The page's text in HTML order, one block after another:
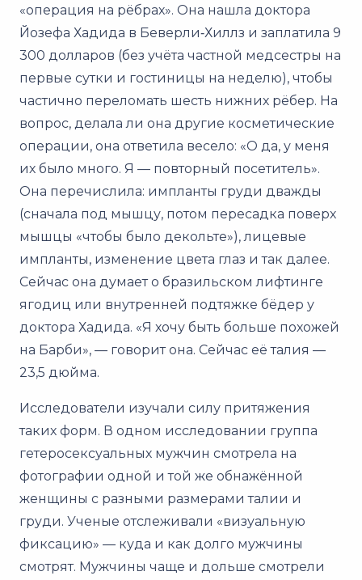
«операция на рёбрах». Она нашла доктора
Йозефа Хадида в Беверли‑Хиллз и заплатила 9
300 долларов (без учёта частной медсестры на
первые сутки и гостиницы на неделю), чтобы
частично переломать шесть нижних рёбер. На
вопрос, делала ли она другие косметические
операции, она ответила весело: «О да, у меня
их было много. Я — повторный посетитель».
Она перечислила: импланты груди дважды
(сначала под мышцу, потом пересадка поверх
мышцы «чтобы было декольте»), лицевые
импланты, изменение цвета глаз и так далее.
Сейчас она думает о бразильском лифтинге
ягодиц или внутренней подтяжке бёдер у
доктора Хадида. «Я хочу быть больше похожей
на Барби», — говорит она. Сейчас её талия —
23,5 дюйма.
Исследователи изучали силу притяжения
таких форм. В одном исследовании группа
гетеросексуальных мужчин смотрела на
фотографии одной и той же обнажённой
женщины с разными размерами талии и
груди. Ученые отслеживали «визуальную
фиксацию» — куда и как долго мужчины
смотрят. Мужчины чаще и дольше смотрели